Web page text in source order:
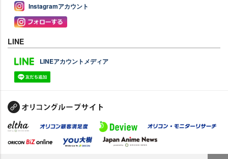
Instagramアカウント
LINE
LINEアカウントメディア